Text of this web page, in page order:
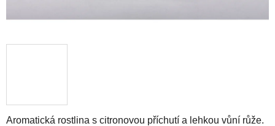
Aromatická rostlina s citronovou příchutí a lehkou vůní růže.